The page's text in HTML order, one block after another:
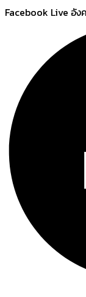
Skip
Facebook Live อัง